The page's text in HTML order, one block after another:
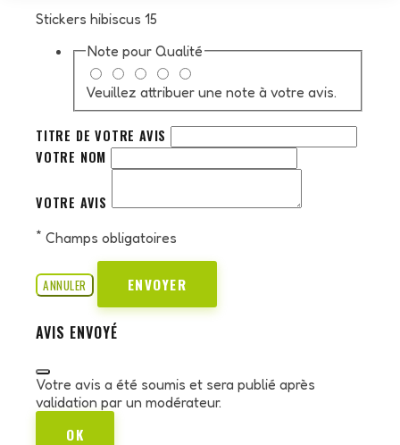
Stickers hibiscus 15
Note pour Qualité
Veuillez attribuer une note à votre avis.
TITRE DE VOTRE AVIS
VOTRE NOM
VOTRE AVIS
* Champs obligatoires
ANNULER ENVOYER
AVIS ENVOYÉ
Votre avis a été soumis et sera publié après
validation par un modérateur.
OK